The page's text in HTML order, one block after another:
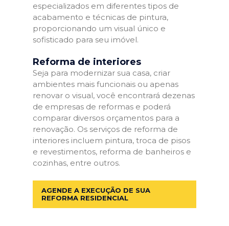
especializados em diferentes tipos de
acabamento e técnicas de pintura,
proporcionando um visual único e
sofisticado para seu imóvel.
Reforma de interiores
Seja para modernizar sua casa, criar
ambientes mais funcionais ou apenas
renovar o visual, você encontrará dezenas
de empresas de reformas e poderá
comparar diversos orçamentos para a
renovação. Os serviços de reforma de
interiores incluem pintura, troca de pisos
e revestimentos, reforma de banheiros e
cozinhas, entre outros.
AGENDE A EXECUÇÃO DE SUA
REFORMA RESIDENCIAL